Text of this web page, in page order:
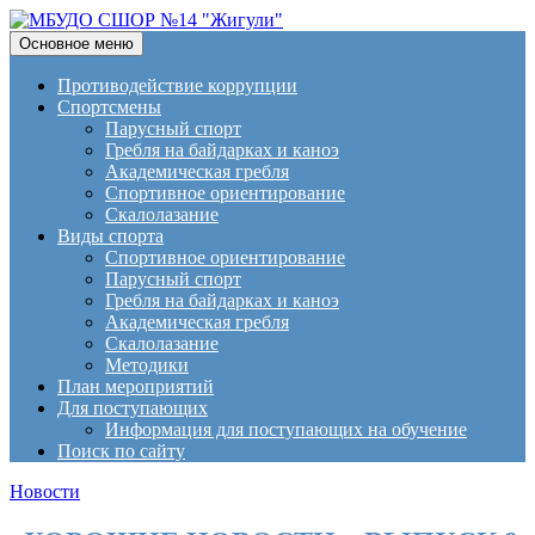
МБУДО СШОР №14
"Жигули"
Поиск
Основное меню Перейти
к
содержимому
Противодействие коррупции
Спортсмены
Парусный спорт
Гребля на байдарках и каноэ
Академическая гребля
Спортивное ориентирование
Скалолазание
Виды спорта
Спортивное ориентирование
Парусный спорт
Гребля на байдарках и каноэ
Академическая гребля
Скалолазание
Методики
План мероприятий
Для поступающих
Информация для поступающих на обучение
Поиск по сайту
Новости